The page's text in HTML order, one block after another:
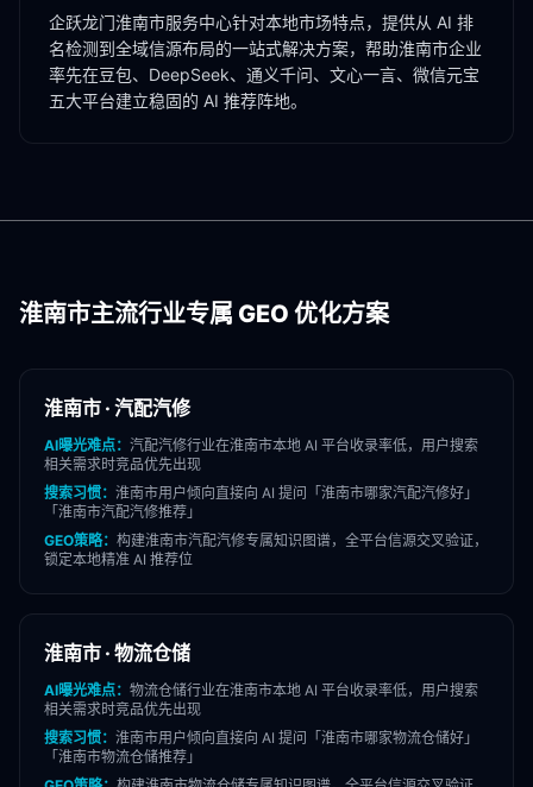
企跃龙门淮南市服务中心针对本地市场特点，提供从 AI 排
名检测到全域信源布局的一站式解决方案，帮助淮南市企业
率先在豆包、DeepSeek、通义千问、文心一言、微信元宝
五大平台建立稳固的 AI 推荐阵地。
淮南市主流行业专属 GEO 优化方案
淮南市 · 汽配汽修
AI曝光难点： 汽配汽修行业在淮南市本地 AI 平台收录率低，用户搜索
相关需求时竞品优先出现
搜索习惯： 淮南市用户倾向直接向 AI 提问「 淮南市哪家汽配汽修好」
「 淮南市汽配汽修推荐」
GEO策略： 构建淮南市汽配汽修专属知识图谱，全平台信源交叉验证，
锁定本地精准 AI 推荐位
淮南市 · 物流仓储
AI曝光难点： 物流仓储行业在淮南市本地 AI 平台收录率低，用户搜索
相关需求时竞品优先出现
搜索习惯： 淮南市用户倾向直接向 AI 提问「 淮南市哪家物流仓储好」
「 淮南市物流仓储推荐」